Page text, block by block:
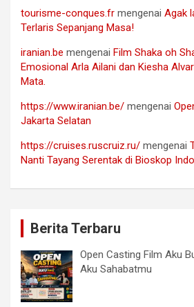
tourisme-conques.fr mengenai Agak
Terlaris Sepanjang Masa!
iranian.be mengenai Film Shaka oh
Emosional Arla Ailani dan Kiesha
Mata.
https://www.iranian.be/ mengenai
Jakarta Selatan
https://cruises.ruscruiz.ru/ mengenai
Nanti Tayang Serentak di Bioskop
Berita Terbaru
Open Casting Film Aku
Aku Sahabatmu